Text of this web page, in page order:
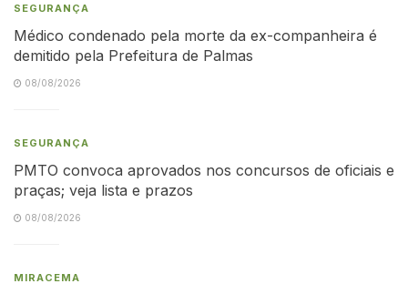
SEGURANÇA
Médico condenado pela morte da ex-companheira é
demitido pela Prefeitura de Palmas
08/08/2026
SEGURANÇA
PMTO convoca aprovados nos concursos de oficiais e
praças; veja lista e prazos
08/08/2026
MIRACEMA